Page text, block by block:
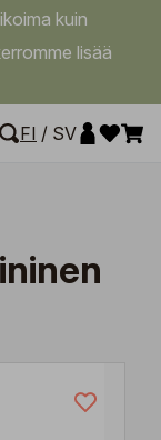
kuin
lisää
FI / SV